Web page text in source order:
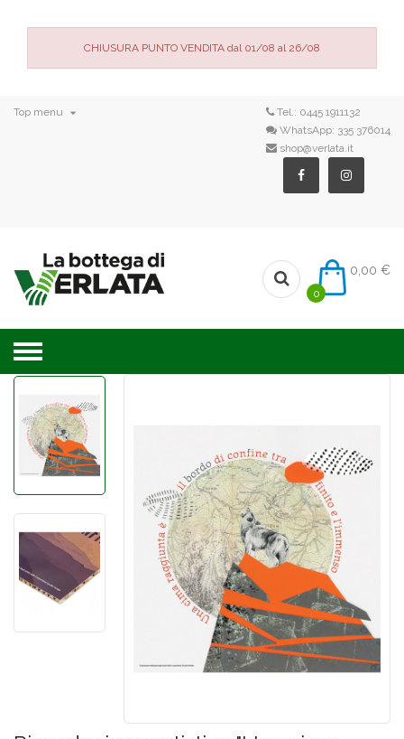
CHIUSURA PUNTO VENDITA dal 01/08 al 26/08
Top menu  Tel.: 0445 1911132
WhatsApp: 335 376014
shop@verlata.it
0,00 €
0